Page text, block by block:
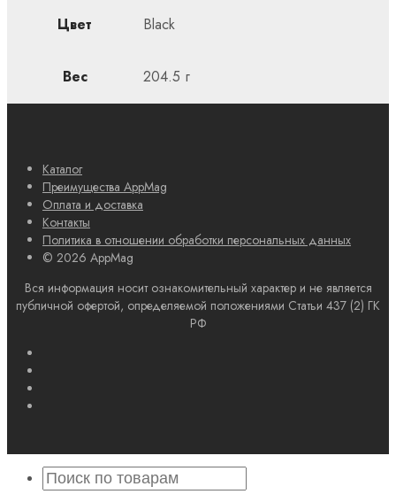
Цвет Black
Вес 204.5 г
Каталог
Преимущества AppMag
Оплата и доставка
Контакты
Политика в отношении обработки персональных данных
© 2026 AppMag
Вся информация носит ознакомительный характер и не является
публичной офертой, определяемой положениями Статьи 437 (2) ГК
РФ